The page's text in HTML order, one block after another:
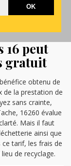
16 peut
gratuit
obtenu de
de la prestation de
sans crainte,
16260 évalue
Mais il faut
ainsi que
ce tarif, les frais de
de recyclage.